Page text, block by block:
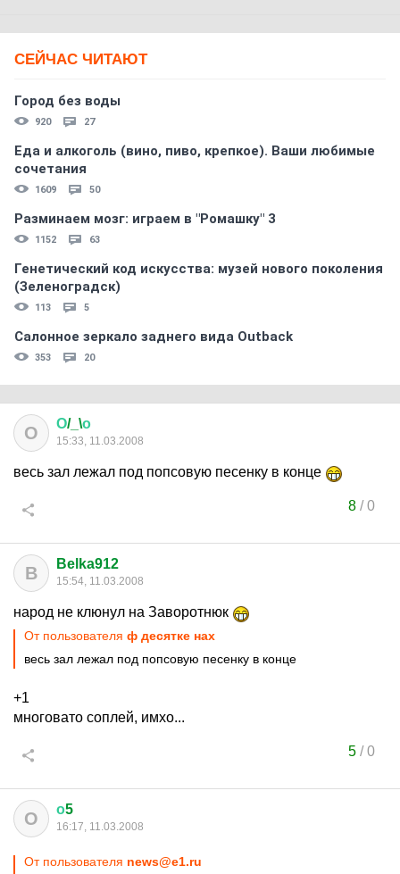
СЕЙЧАС ЧИТАЮТ
Город без воды
920 27
Еда и алкоголь (вино, пиво, крепкое). Ваши любимые
сочетания
1609 50
Разминаем мозг: играем в "Ромашку" 3
1152 63
Генетический код искусства: музей нового поколения
(Зеленоградск)
113 5
Салонное зеркало заднего вида Outback
353 20
О О/_\о
15:33, 11.03.2008
весь зал лежал под попсовую песенку в конце
8/0
B Belka912
15:54, 11.03.2008
народ не клюнул на Заворотнюк
От пользователя ф десятке нах
весь зал лежал под попсовую песенку в конце
+1
многовато соплей, имхо...
5/0
О о5
16:17, 11.03.2008
От пользователя news@e1.ru